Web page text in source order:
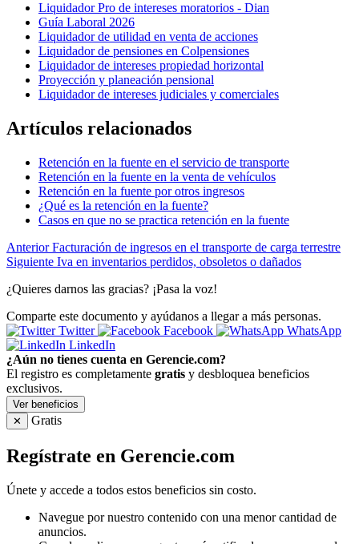
Liquidador Pro de intereses moratorios - Dian
Guía Laboral 2026
Liquidador de utilidad en venta de acciones
Liquidador de pensiones en Colpensiones
Liquidador de intereses propiedad horizontal
Proyección y planeación pensional
Liquidador de intereses judiciales y comerciales
Artículos relacionados
Retención en la fuente en el servicio de transporte
Retención en la fuente en la venta de vehículos
Retención en la fuente por otros ingresos
¿Qué es la retención en la fuente?
Casos en que no se practica retención en la fuente
Anterior Facturación de ingresos en el transporte de carga terrestre
Siguiente Iva en inventarios perdidos, obsoletos o dañados
¿Quieres darnos las gracias? ¡Pasa la voz!
Comparte este documento y ayúdanos a llegar a más personas.
Twitter
Facebook
WhatsApp
LinkedIn
¿Aún no tienes cuenta en Gerencie.com?
El registro es completamente gratis y desbloquea beneficios
exclusivos.
Ver beneficios
✕
Gratis
Regístrate en Gerencie.com
Únete y accede a todos estos beneficios sin costo.
Navegue por nuestro contenido con una menor cantidad de
anuncios.